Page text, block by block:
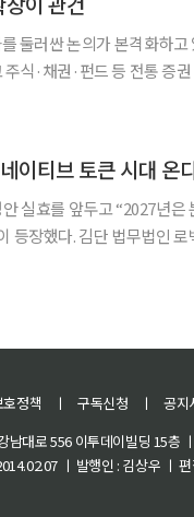
둘러싼 논의가 본격화하고
식·채권·펀드 등 전통 증
이티브 토큰 시대 온
실효를 앞두고 “2027년은
법인 로백스 변
정책 ㅣ 구독신청 ㅣ 공지
남대로 556 이투데이빌딩 15층
ㅣ 발행인 : 김상우 ㅣ